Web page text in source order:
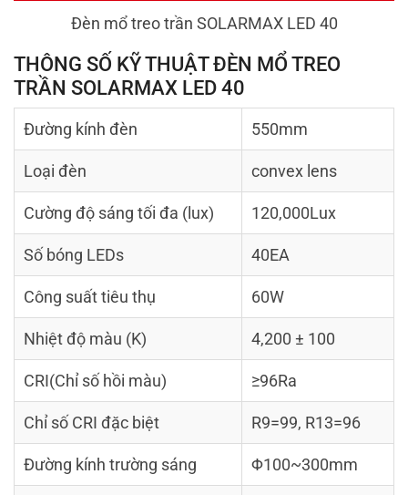
Đèn mổ treo trần SOLARMAX LED 40
THÔNG SỐ KỸ THUẬT ĐÈN MỔ TREO
TRẦN SOLARMAX LED 40
Đường kính đèn 550mm
Loại đèn convex lens
Cường độ sáng tối đa (lux) 120,000Lux
Số bóng LEDs 40EA
Công suất tiêu thụ 60W
Nhiệt độ màu (K) 4,200 ± 100
CRI(Chỉ số hồi màu) ≥96Ra
Chỉ số CRI đặc biệt R9=99, R13=96
Đường kính trường sáng Φ100~300mm